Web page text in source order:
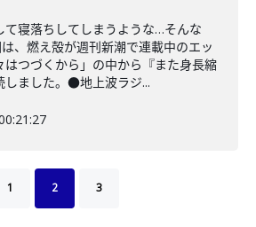
て寝落ちしてしまうような…そんな
、燃え殻が週刊新潮で連載中のエッ
はつづくから」の中から『また身長縮
しました。●地上波ラジ...
1 2 3